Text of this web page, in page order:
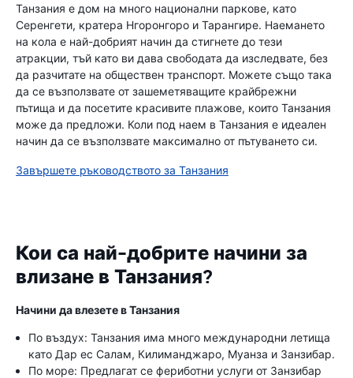
Танзания е дом на много национални паркове, като
Серенгети, кратера Нгоронгоро и Тарангире. Наемането
на кола е най-добрият начин да стигнете до тези
атракции, тъй като ви дава свободата да изследвате, без
да разчитате на обществен транспорт. Можете също така
да се възползвате от зашеметяващите крайбрежни
пътища и да посетите красивите плажове, които Танзания
може да предложи. Коли под наем в Танзания е идеален
начин да се възползвате максимално от пътуването си.
Завършете ръководството за Танзания
Кои са най-добрите начини за
влизане в Танзания?
Начини да влезете в Танзания
По въздух: Танзания има много международни летища
като Дар ес Салам, Килиманджаро, Муанза и Занзибар.
По море: Предлагат се фериботни услуги от Занзибар